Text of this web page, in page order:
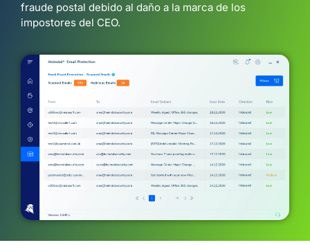
fraude postal debido al daño a la marca de los
impostores del CEO.